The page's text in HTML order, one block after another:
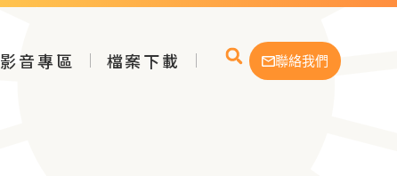
影音專區 檔案下載 聯絡我們